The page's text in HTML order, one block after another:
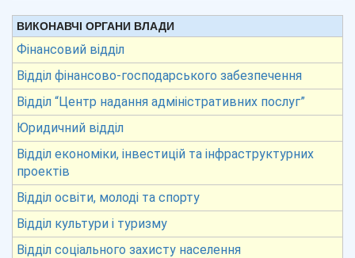
ВИКОНАВЧІ ОРГАНИ ВЛАДИ
Фінансовий відділ
Відділ фінансово-господарського забезпечення
Відділ “Центр надання адміністративних послуг”
Юридичний відділ
Відділ економіки, інвестицій та інфраструктурних
проектів
Відділ освіти, молоді та спорту
Відділ культури і туризму
Відділ соціального захисту населення